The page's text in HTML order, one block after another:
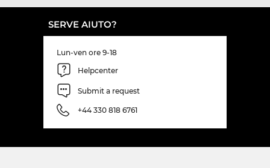
SERVE AIUTO?
Lun-ven ore 9-18
Helpcenter
Submit a request
+44 330 818 6761